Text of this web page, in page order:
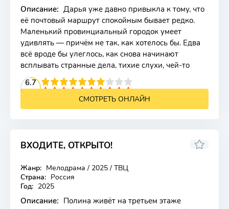
Описание: Дарья уже давно привыкла к тому, что
её почтовый маршрут спокойным бывает редко.
Маленький провинциальный городок умеет
удивлять — причём не так, как хотелось бы. Едва
всё вроде бы улеглось, как снова начинают
всплывать странные дела, тихие слухи, чей-то
6.7
4 5 6 7 8 9 10
СМОТРЕТЬ ОНЛАЙН
ВХОДИТЕ, ОТКРЫТО!
Жанр: Мелодрама / 2025 / ТВЦ
Страна: Россия
Год: 2025
Описание: Полина живёт на третьем этаже